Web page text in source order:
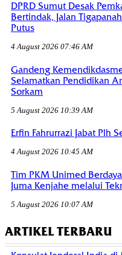
DPRD Sumut Desak
Bertindak, Jalan
Putus
4 August 2026 07:46 AM
Gandeng
Selamatkan Pendidikan
Sorkam
5 August 2026 10:39 AM
Erfin Fahrurrazi Jabat Plh
4 August 2026 10:45 AM
Tim PKM Unimed
Juma Kenjahe melalui
5 August 2026 10:07 AM
ARTIKEL TERBARU